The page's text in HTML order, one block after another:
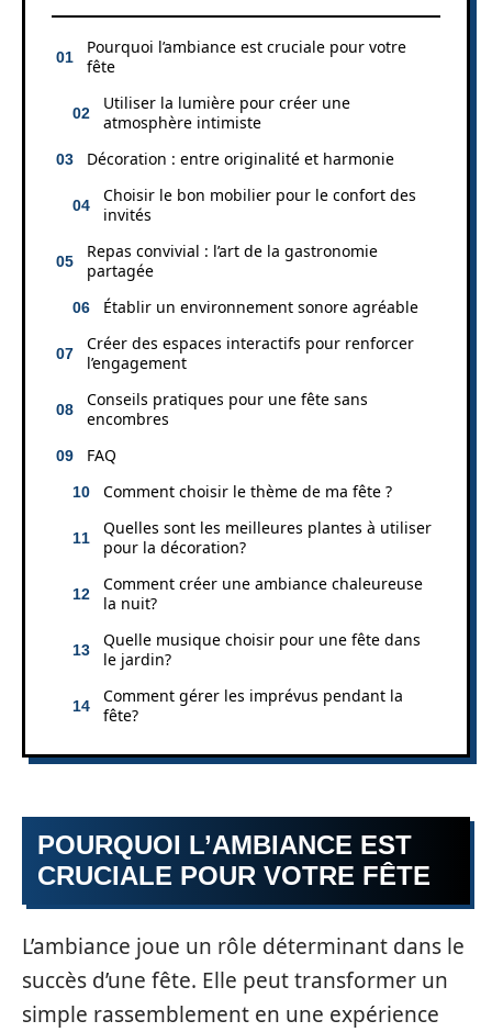
Pourquoi l’ambiance est cruciale pour votre
fête
Utiliser la lumière pour créer une
atmosphère intimiste
Décoration : entre originalité et harmonie
Choisir le bon mobilier pour le confort des
invités
Repas convivial : l’art de la gastronomie
partagée
Établir un environnement sonore agréable
Créer des espaces interactifs pour renforcer
l’engagement
Conseils pratiques pour une fête sans
encombres
FAQ
Comment choisir le thème de ma fête ?
Quelles sont les meilleures plantes à utiliser
pour la décoration?
Comment créer une ambiance chaleureuse
la nuit?
Quelle musique choisir pour une fête dans
le jardin?
Comment gérer les imprévus pendant la
fête?
POURQUOI L’AMBIANCE EST
CRUCIALE POUR VOTRE FÊTE
L’ambiance joue un rôle déterminant dans le
succès d’une fête. Elle peut transformer un
simple rassemblement en une expérience